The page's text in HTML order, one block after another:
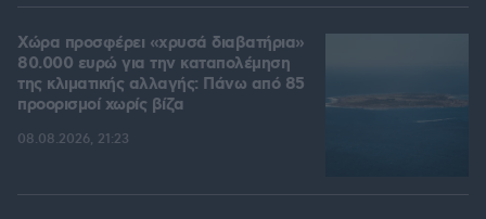
Χώρα προσφέρει «χρυσά διαβατήρια»
80.000 ευρώ για την καταπολέμηση
της κλιματικής αλλαγής: Πάνω από 85
προορισμοί χωρίς βίζα
08.08.2026, 21:23